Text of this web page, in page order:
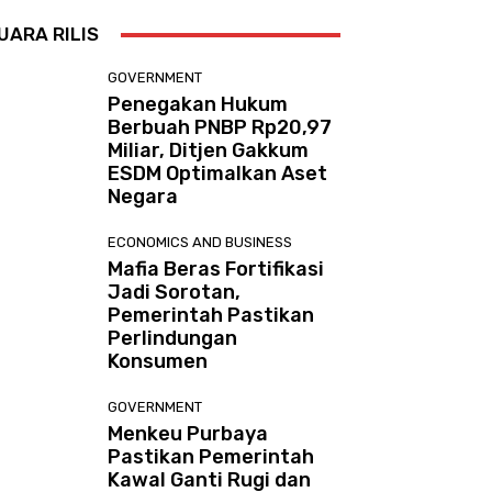
RILIS
GOVERNMENT
Penegakan Hukum
Berbuah PNBP Rp20,97
Miliar, Ditjen Gakkum
ESDM Optimalkan Aset
Negara
ECONOMICS AND BUSINESS
Mafia Beras Fortifikasi
Jadi Sorotan,
Pemerintah Pastikan
Perlindungan
Konsumen
GOVERNMENT
Menkeu Purbaya
Pastikan Pemerintah
Kawal Ganti Rugi dan